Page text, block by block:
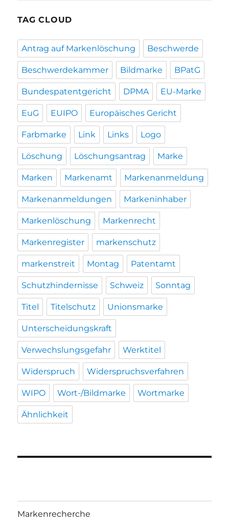
TAG CLOUD
Antrag auf Markenlöschung Beschwerde
Beschwerdekammer Bildmarke BPatG
Bundespatentgericht DPMA EU-Marke
EuG EUIPO Europäisches Gericht
Farbmarke Link Links Logo
Löschung Löschungsantrag Marke
Marken Markenamt Markenanmeldung
Markenanmeldungen Markeninhaber
Markenlöschung Markenrecht
Markenregister markenschutz
markenstreit Montag Patentamt
Schutzhindernisse Schweiz Sonntag
Titel Titelschutz Unionsmarke
Unterscheidungskraft
Verwechslungsgefahr Werktitel
Widerspruch Widerspruchsverfahren
WIPO Wort-/Bildmarke Wortmarke
Ähnlichkeit
Markenrecherche